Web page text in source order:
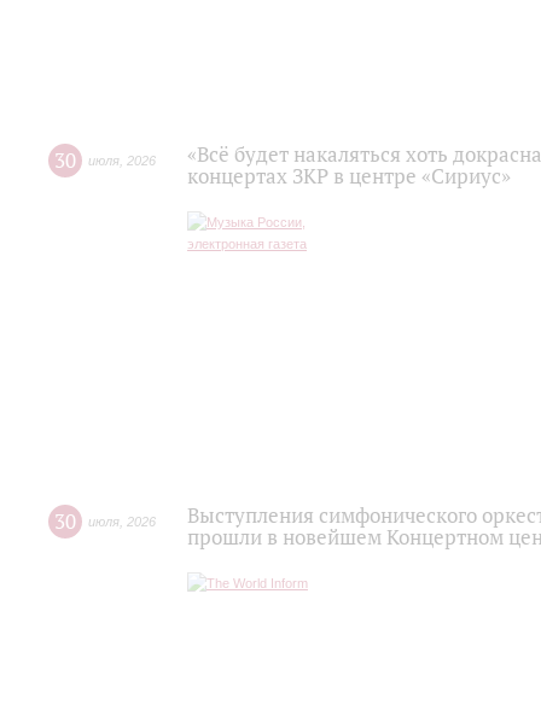
30 июля 2026
«Всё будет накаляться хоть
концертах ЗКР в центре «Сириус»
30 июля 2026
Выступления симфонического
прошли в новейшем Концертном